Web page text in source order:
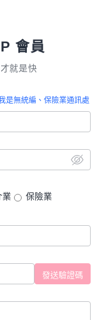
會員
就是快
是無統編、保險業通訊處
業
保險業